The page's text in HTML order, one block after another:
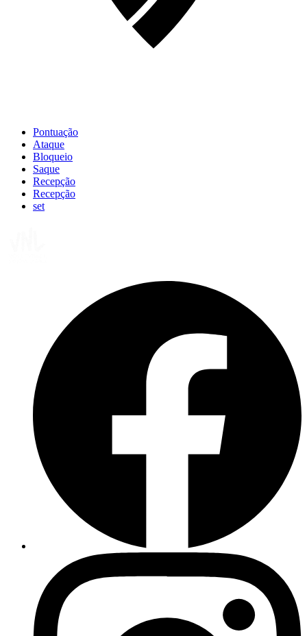
Pontuação
Ataque
Bloqueio
Saque
Recepção
Recepção
set